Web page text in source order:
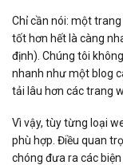
Chỉ cần nói: một
tốt hơn hết là càng
định). Chúng tôi
nhanh như một blog
tải lâu hơn các trang
Vì vậy, tùy từng loại
phù hợp. Điều quan
chóng đưa ra các